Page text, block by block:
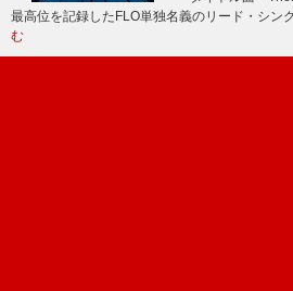
最高位を記録したFLO単独名義のリード・シン
む